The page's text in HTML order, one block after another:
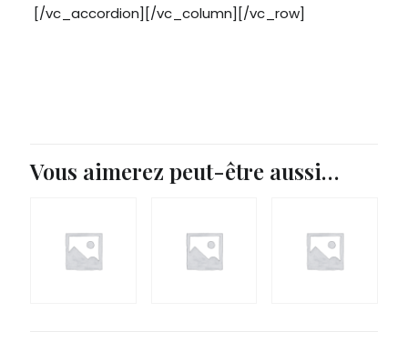
[/vc_accordion][/vc_column][/vc_row]
Vous aimerez peut-être aussi…